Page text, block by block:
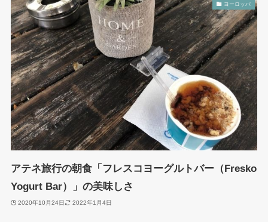
ヨーロッパ
アテネ旅行の朝食「フレスコヨーグルトバー（Fresko
Yogurt Bar）」の美味しさ
2020年10月24日 2022年1月4日